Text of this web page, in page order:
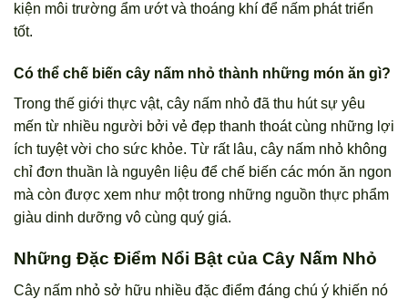
kiện môi trường ẩm ướt và thoáng khí để nấm phát triển
tốt.
Có thể chế biến cây nấm nhỏ thành những món ăn gì?
Trong thế giới thực vật, cây nấm nhỏ đã thu hút sự yêu
mến từ nhiều người bởi vẻ đẹp thanh thoát cùng những lợi
ích tuyệt vời cho sức khỏe. Từ rất lâu, cây nấm nhỏ không
chỉ đơn thuần là nguyên liệu để chế biến các món ăn ngon
mà còn được xem như một trong những nguồn thực phẩm
giàu dinh dưỡng vô cùng quý giá.
Những Đặc Điểm Nổi Bật của Cây Nấm Nhỏ
Cây nấm nhỏ sở hữu nhiều đặc điểm đáng chú ý khiến nó